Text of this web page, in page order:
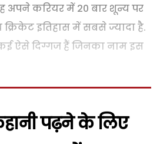
अपने करियर में 20 बार शून्य पर
इतिहास में सबसे ज्यादा है.
ऐसे दिग्गज हैं जिनका नाम इस
पढ़ने के लिए